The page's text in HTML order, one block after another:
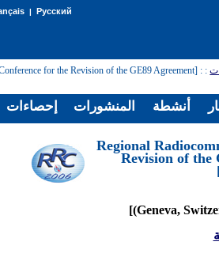
| Русский
:
for the Revision of the GE89 Agreement
[Regional
Revision of the
إحصاءات المنشورات أنشطة